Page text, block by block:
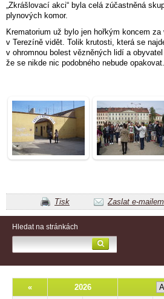
„Zkrášlovací akci“ byla celá zúčastněná
plynových komor.
Krematorium už bylo jen hořkým koncem
v Terezíně vidět. Tolik krutosti, která se
v ohromnou bolest vězněných lidí a
že se nikde nic podobného nebude opakovat.
Tisk Zaslat e-mailem
Hledat na stránkách
« 2026